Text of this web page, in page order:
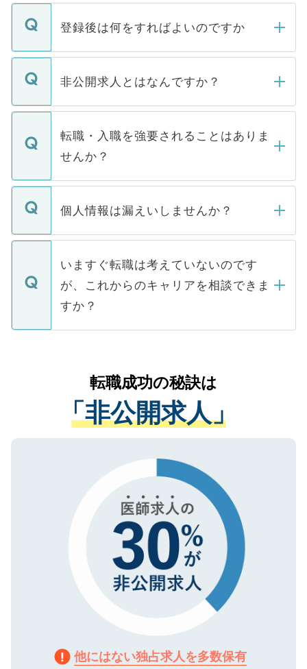
登録後は何をすればよいのですか
ご登録いただきましたら、弊社担当者がご
登録内容を確認し、その後メールもしくは
ます。通常、5営業日以内にはご連絡をせて
いただきますので、しばらくお待ちくださ
非公開求人とはなんですか？
マイナビDOCTORで取り扱っている求人の
うち約3割は、Webサイトからご覧いただ
けない「非公開求人」です。非公開求人は
下記の理由によって、一般には公開してい
ません。
■応募殺到を避けるため 人気のある医療機
関を公にしてしまうと、応募が殺到する場
に、医療機関が求める条件に合った人材の
みを人材紹介会社に依頼するケースが増え
ています。
転職・入職を強要されることはありま
せんか？
転職・入職を強要することは一切ありませ
ん。また、仮に応募先から内定をいただい
定を承諾する必要はありません。内定先へ
の辞退の連絡はキャリアパートナーが行い
個人情報は漏えいしませんか？
個人情報が漏えいすることはありませんの
で、ご安心ください。当サイトからの登録
などで収集したご登録者様の個人情報は、
ご本人のキャリアアップおよび転職活動の
支援を目的に使用いたします。お預かりし
ているすべての個人データはご本人の許可
は、個人情報の取り扱いについての厳密な
管理基準を満たした事業者のみに付与され
る、プライバシーマークを取得済みです。
で、機密保持に関してもご安心ください。
いますぐ転職は考えていないのです
が、これからのキャリアを相談できま
すか？
かがいして、現在の医療機関の状況や紹介
経験をまじえながら、適切なアドバイスを
させていただきます。すぐにご転職をされ
ない方には、長期的なサポートが可能です
ので、まずはご登録ください。
転職成功の秘訣は
「非公開求人」
他にはない独占求人を多数保有